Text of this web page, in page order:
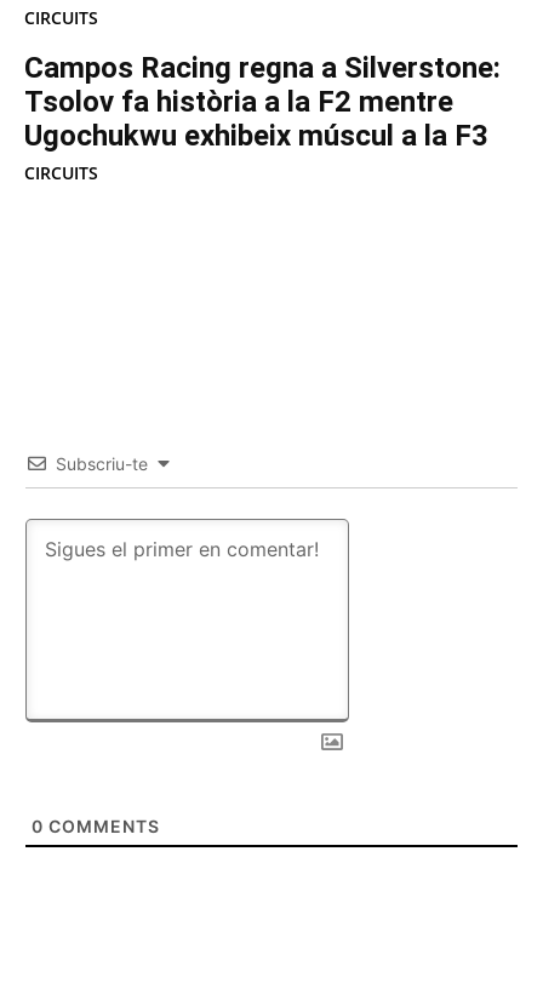
CIRCUITS
Campos Racing regna a Silverstone:
Tsolov fa història a la F2 mentre
Ugochukwu exhibeix múscul a la F3
CIRCUITS
Subscriu-te
0 COMMENTS